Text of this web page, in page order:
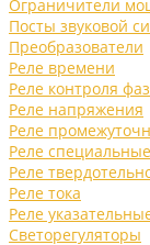
Ограничители
Посты звуковой
Преобразователи
Реле времени
Реле контроля фаз
Реле напряжения
Реле
Реле специальные
Реле
Реле тока
Реле
Светорегуляторы